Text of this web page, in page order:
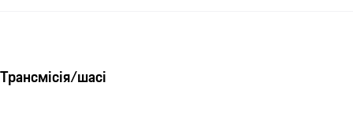
Трансмісія/шасі